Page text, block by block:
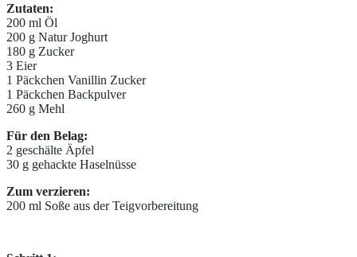
Zutaten:
200 ml Öl
200 g Natur Joghurt
180 g Zucker
3 Eier
1 Päckchen Vanillin Zucker
1 Päckchen Backpulver
260 g Mehl
Für den Belag:
2 geschälte Äpfel
30 g gehackte Haselnüsse
Zum verzieren:
200 ml Soße aus der Teigvorbereitung